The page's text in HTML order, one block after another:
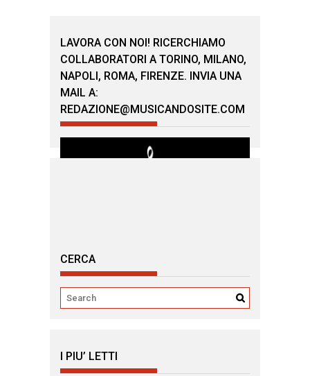
LAVORA CON NOI! RICERCHIAMO
COLLABORATORI A TORINO, MILANO,
NAPOLI, ROMA, FIRENZE. INVIA UNA
MAIL A:
REDAZIONE@MUSICANDOSITE.COM
CERCA
I PIU’ LETTI